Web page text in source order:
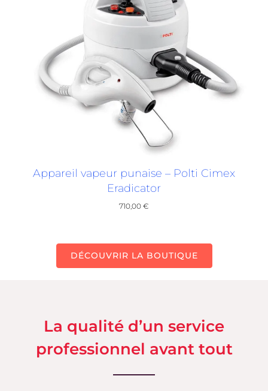
Appareil vapeur punaise – Polti Cimex
Eradicator
710,00€
DÉCOUVRIR LA BOUTIQUE
La qualité d’un service
professionnel avant tout